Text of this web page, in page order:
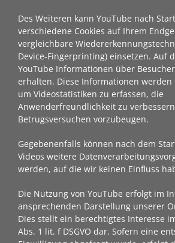
Des Weiteren kann YouTube nach
verschiedene Cookies auf Ihrem
vergleichbare
Device-Fingerprinting) einsetzen. Auf
YouTube Informationen über
erhalten. Diese Informationen werden
um Videostatistiken zu erfassen, die
Anwenderfreundlichkeit zu
Betrugsversuchen vorzubeugen.
Gegebenenfalls können nach dem
Videos weitere
werden, auf die wir keinen Einfluss
Die Nutzung von YouTube erfolgt im
ansprechenden Darstellung unserer
Dies stellt ein berechtigtes Interesse
Abs. 1 lit. f DSGVO dar. Sofern eine